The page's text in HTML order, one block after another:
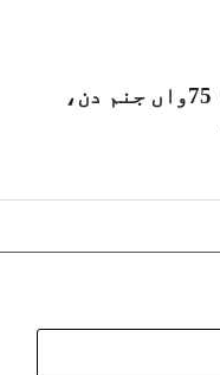
شبانہ اظمی کا 75واں جنم دن،